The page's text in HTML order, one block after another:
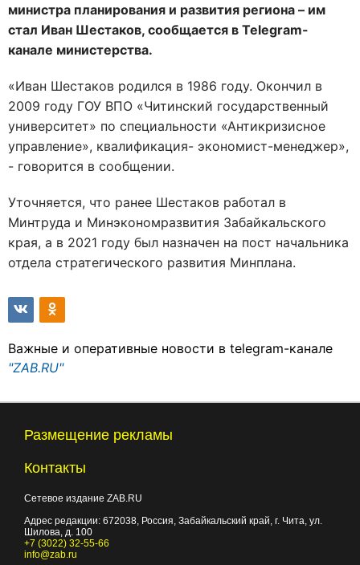
министра планирования и развития региона – им
стал Иван Шестаков, сообщается в Telegram-
канале министерства.
«Иван Шестаков родился в 1986 году. Окончил в
2009 году ГОУ ВПО «Читинский государственный
университет» по специальности «Антикризисное
управление», квалификация- экономист-менеджер»,
- говорится в сообщении.
Уточняется, что ранее Шестаков работал в
Минтруда и Минэкономразвития Забайкальского
края, а в 2021 году был назначен на пост начальника
отдела стратегического развития Минплана.
Важные и оперативные новости в telegram-канале
"ZAB.RU"
Размещение рекламы
Контакты
Сетевое издание ZAB.RU
Адрес редакции: 672038 , Россия, Забайкальский край, г. Чита ул.
Шилова, д. 100
+7 (3022) 32-55-66
info@zab.ru